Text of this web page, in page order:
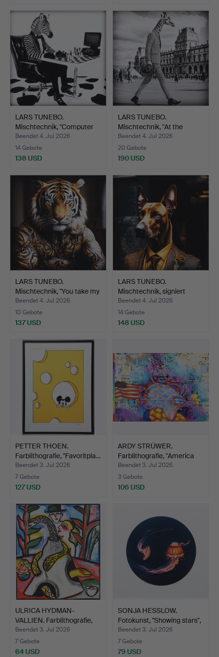
LARS TUNEBO.
Mischtechnik, "Computer
Chess…
Beendet 4. Jul 2026
14 Gebote
138 USD
LARS TUNEBO.
Mischtechnik, "At the
Louvre"…
Beendet 4. Jul 2026
20 Gebote
190 USD
LARS TUNEBO.
Mischtechnik, "You take my
fu…
Beendet 4. Jul 2026
10 Gebote
137 USD
LARS TUNEBO.
Mischtechnik, signiert
9/199.
Beendet 4. Jul 2026
14 Gebote
148 USD
PETTER THOEN.
Farblithografie, "Favoritpla…
Beendet 3. Jul 2026
7 Gebote
127 USD
ARDY STRÜWER.
Farblithografie, "America
Lo…
Beendet 3. Jul 2026
3 Gebote
106 USD
ULRICA HYDMAN-
VALLIEN. Farblithografie,
"O…
Beendet 3. Jul 2026
7 Gebote
64 USD
SONJA HESSLOW.
Fotokunst, "Showing stars",
…
Beendet 3. Jul 2026
7 Gebote
79 USD